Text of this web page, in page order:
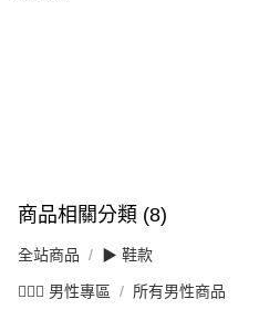
商品相關分類 (8)
全站商品 ▶ 鞋款
💁🏻‍♂️ 男性專區 所有男性商品